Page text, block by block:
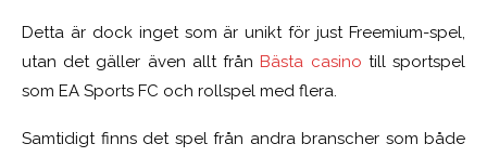
Detta är dock inget som är unikt för just Freemium-spel,
utan det gäller även allt från Bästa casino till sportspel
som EA Sports FC och rollspel med flera.
Samtidigt finns det spel från andra branscher som både